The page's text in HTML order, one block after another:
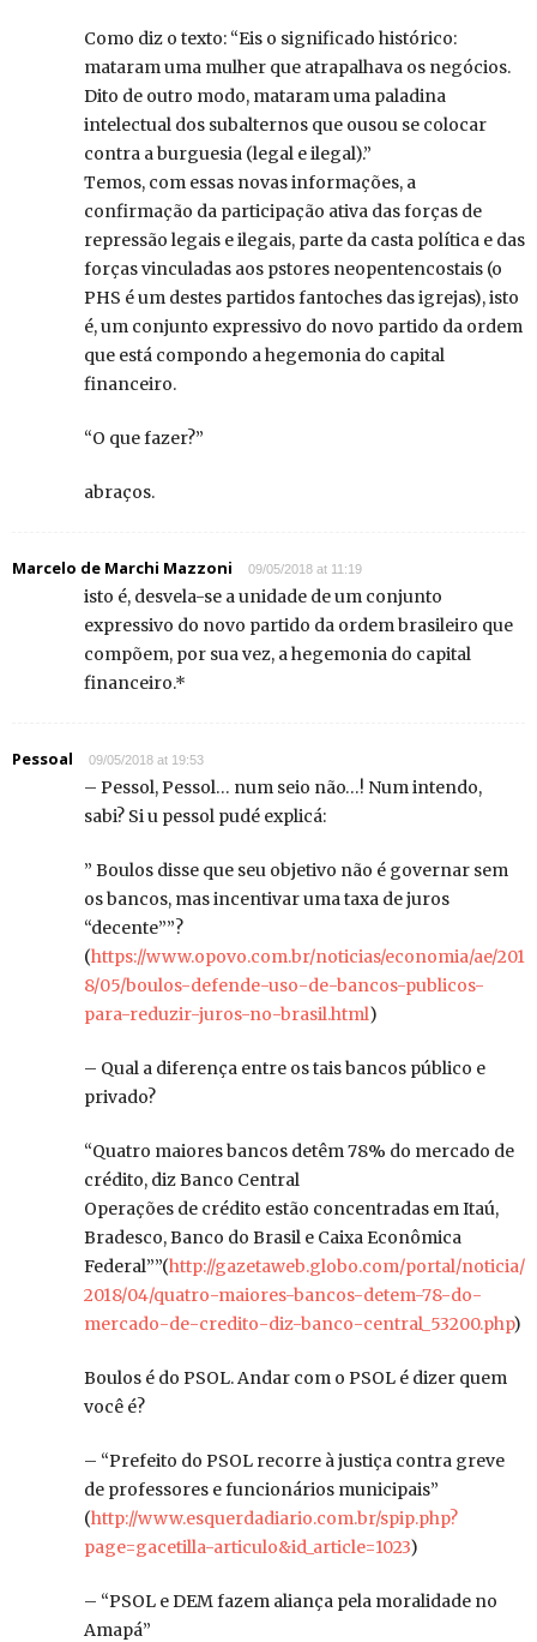
Como diz o texto: “Eis o significado histórico:
mataram uma mulher que atrapalhava os negócios.
Dito de outro modo, mataram uma paladina
intelectual dos subalternos que ousou se colocar
contra a burguesia (legal e ilegal).”
Temos, com essas novas informações, a
confirmação da participação ativa das forças de
repressão legais e ilegais, parte da casta política e das
forças vinculadas aos pstores neopentencostais (o
PHS é um destes partidos fantoches das igrejas), isto
é, um conjunto expressivo do novo partido da ordem
que está compondo a hegemonia do capital
financeiro.
“O que fazer?”
abraços.
Marcelo de Marchi Mazzoni 09/05/2018 at 11:19
isto é, desvela-se a unidade de um conjunto
expressivo do novo partido da ordem brasileiro que
compõem, por sua vez, a hegemonia do capital
financeiro.*
Pessoal 09/05/2018 at 19:53
– Pessol, Pessol… num seio não…! Num intendo,
sabi? Si u pessol pudé explicá:
” Boulos disse que seu objetivo não é governar sem
os bancos, mas incentivar uma taxa de juros
“decente””?
(https://www.opovo.com.br/noticias/economia/ae/201
8/05/boulos-defende-uso-de-bancos-publicos-
para-reduzir-juros-no-brasil.html)
– Qual a diferença entre os tais bancos público e
privado?
“Quatro maiores bancos detêm 78% do mercado de
crédito, diz Banco Central
Operações de crédito estão concentradas em Itaú,
Bradesco, Banco do Brasil e Caixa Econômica
Federal””(http://gazetaweb.globo.com/portal/noticia/
2018/04/quatro-maiores-bancos-detem-78-do-
mercado-de-credito-diz-banco-central_53200.php)
Boulos é do PSOL. Andar com o PSOL é dizer quem
você é?
– “Prefeito do PSOL recorre à justiça contra greve
de professores e funcionários municipais”
(http://www.esquerdadiario.com.br/spip.php?
page=gacetilla-articulo&id_article=1023)
– “PSOL e DEM fazem aliança pela moralidade no
Amapá”